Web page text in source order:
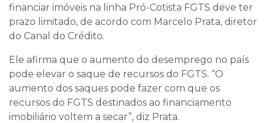
financiar imóveis na linha Pró-Cotista FGTS deve ter
prazo limitado, de acordo com Marcelo Prata, diretor
do Canal do Crédito.
Ele afirma que o aumento do desemprego no país
pode elevar o saque de recursos do FGTS. “O
aumento dos saques pode fazer com que os
recursos do FGTS destinados ao financiamento
imobiliário voltem a secar”, diz Prata.